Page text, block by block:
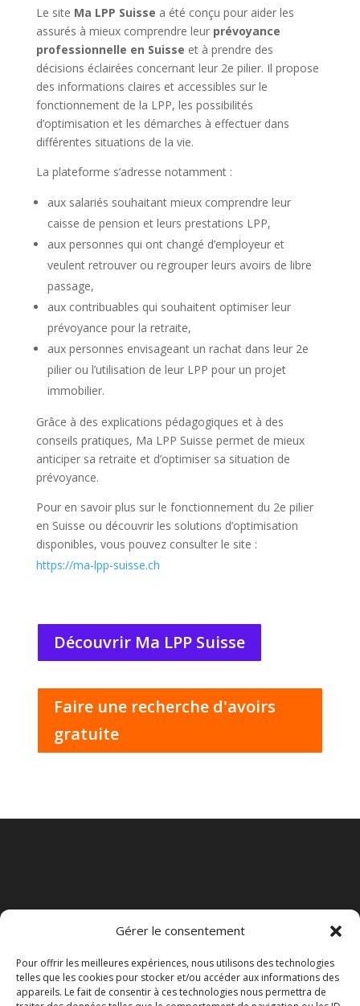
Gérer le consentement
Pour offrir les meilleures expériences, nous utilisons des technologies
telles que les cookies pour stocker et/ou accéder aux informations des
appareils. Le fait de consentir à ces technologies nous permettra de
Le site Ma LPP Suisse a été conçu pour aider les
assurés à mieux comprendre leur prévoyance
professionnelle en Suisse et à prendre des
décisions éclairées concernant leur 2e pilier. Il propose
des informations claires et accessibles sur le
fonctionnement de la LPP, les possibilités
d’optimisation et les démarches à effectuer dans
différentes situations de la vie.
La plateforme s’adresse notamment :
aux salariés souhaitant mieux comprendre leur
caisse de pension et leurs prestations LPP,
aux personnes qui ont changé d’employeur et
veulent retrouver ou regrouper leurs avoirs de libre
passage,
aux contribuables qui souhaitent optimiser leur
prévoyance pour la retraite,
aux personnes envisageant un rachat dans leur 2e
pilier ou l’utilisation de leur LPP pour un projet
immobilier.
Grâce à des explications pédagogiques et à des
conseils pratiques, Ma LPP Suisse permet de mieux
anticiper sa retraite et d’optimiser sa situation de
prévoyance.
Pour en savoir plus sur le fonctionnement du 2e pilier
en Suisse ou découvrir les solutions d’optimisation
disponibles, vous pouvez consulter le site :
https://ma-lpp-suisse.ch
Découvrir Ma LPP Suisse
Faire une recherche d'avoirs
gratuite